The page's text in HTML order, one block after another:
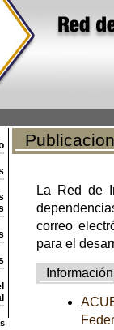
La Red de
correo
para el
Información